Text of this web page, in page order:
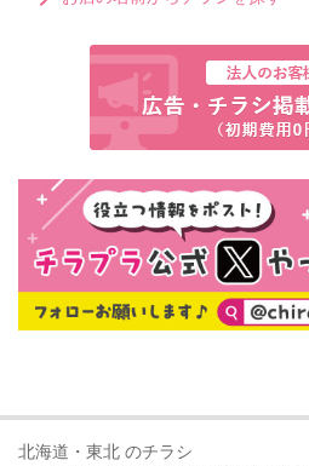
北海道・東北 のチラシ